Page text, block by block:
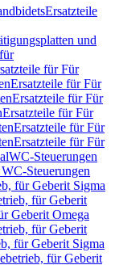
Ersatzteile
und
für Für
Ersatzteile für Für
Ersatzteile für Für
Ersatzteile für Für
Ersatzteile für Für
Ersatzteile für Für
WC-Steuerungen
Steuerungen
für Geberit Sigma
für Geberit
Geberit Omega
für Geberit
für Geberit Sigma
für Geberit